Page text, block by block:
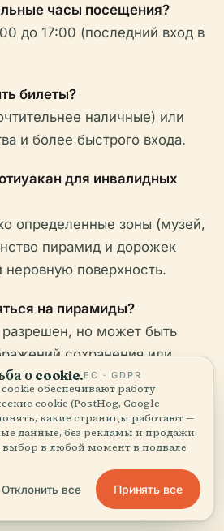
часы посещения?
до 17:00 (последний вход в
билеты?
наличные) или
и более быстрого входа.
для инвалидных
определенные зоны (музей,
пирамид и дорожек
поверхность.
на пирамиды?
но может быть
сохранения или
текущие правила
так и по предварительной
для более
о cookie.ЕС · GDPR
обеспечивают работу
cookie (PostHog, Google
какие страницы работают —
данные, без рекламы и продажи.
в любой момент в подвале
Отклонить все Принять все